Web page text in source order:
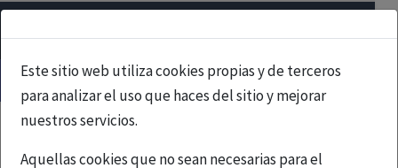
Este sitio web utiliza cookies propias y de terceros
para analizar el uso que haces del sitio y mejorar
nuestros servicios.
Aquellas cookies que no sean necesarias para el